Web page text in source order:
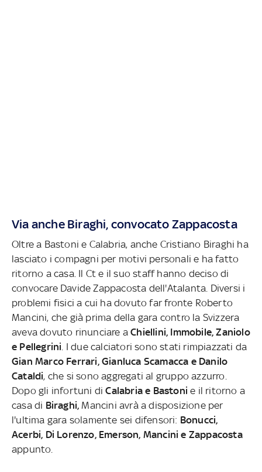
Via anche Biraghi, convocato Zappacosta
Oltre a Bastoni e Calabria, anche Cristiano Biraghi ha
lasciato i compagni per motivi personali e ha fatto
ritorno a casa. Il Ct e il suo staff hanno deciso di
convocare Davide Zappacosta dell'Atalanta. Diversi i
problemi fisici a cui ha dovuto far fronte Roberto
Mancini, che già prima della gara contro la Svizzera
aveva dovuto rinunciare aChiellini, Immobile, Zaniolo
e Pellegrini . I due calciatori sono stati rimpiazzati da
Gian Marco Ferrari, Gianluca Scamacca e Danilo
Cataldi, che si sono aggregati al gruppo azzurro.
Dopo gli infortuni diCalabria e Bastonie il ritorno a
casa di Biraghi, Mancini avrà a disposizione per
l'ultima gara solamente sei difensori: Bonucci,
Acerbi, Di Lorenzo, Emerson, Mancini e Zappacosta
appunto.